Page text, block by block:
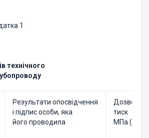
1
технічного
Результати опосвідчення
і підпис особи, яка
його проводила
тиск
МПа (кгс/